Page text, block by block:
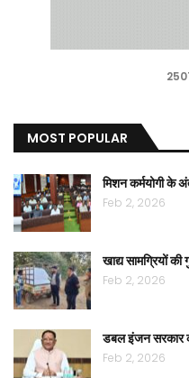
MOST POPULAR
मिशन कर्मयोगी के
Feb 2, 2026
खाद्य सामग्रियों
Feb 2, 2026
डबल इंजन सरकार
Feb 2, 2026